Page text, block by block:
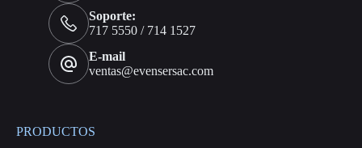
Soporte:
717 5550 / 714 1527
E-mail
ventas@evensersac.com
PRODUCTOS